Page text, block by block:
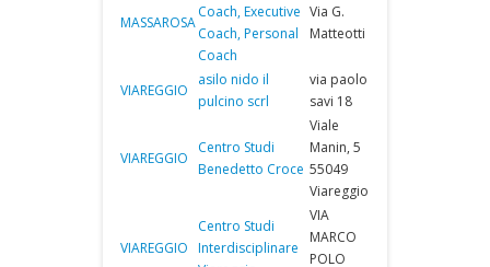
MASSAROSA
Coach, Executive
Coach, Personal
Coach
Via G.
Matteotti
VIAREGGIO
asilo nido il
pulcino scrl
via paolo
savi 18
VIAREGGIO
Centro Studi
Benedetto Croce
Viale
Manin, 5
55049
Viareggio
VIAREGGIO
Centro Studi
Interdisciplinare
VIA
MARCO
POLO